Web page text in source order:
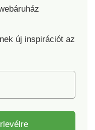
új inspirációt az